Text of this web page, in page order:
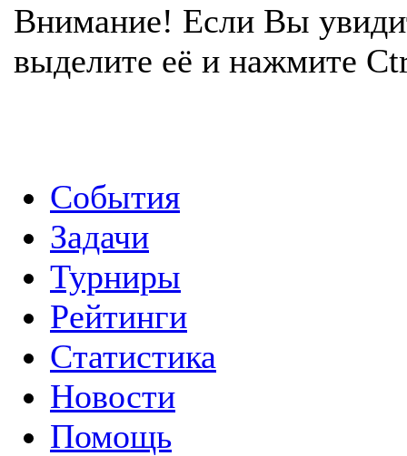
Внимание! Если Вы
выделите её и нажмите
События
Задачи
Турниры
Рейтинги
Статистика
Новости
Помощь